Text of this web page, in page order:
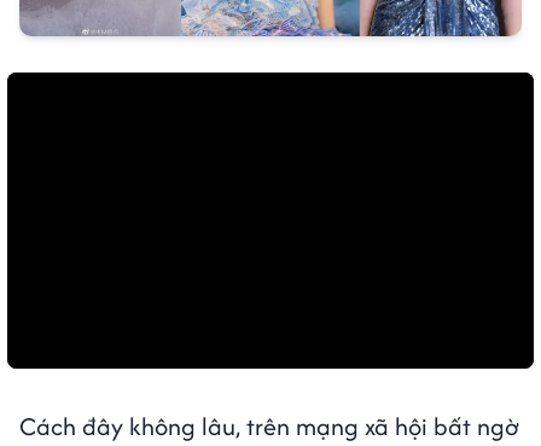
Cách đây không lâu, trên mạng xã hội bất ngờ